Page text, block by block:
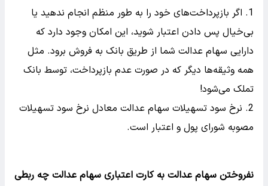
اگر بازپرداخت‌های خود را به طور منظم انجام ندهید یا
بی‌خیال پس دادن اعتبار شوید، این امکان وجود دارد که
دارایی سهام عدالت شما از طریق بانک به فروش برود. مثل
همه وثیقه‌ها دیگر که در صورت عدم بازپرداخت، توسط بانک
تملک می‌شود!
نرخ سود تسهیلات سهام عدالت معادل نرخ سود تسهیلات
مصوبه شورای پول و اعتبار است.
نفروختن سهام عدالت به کارت اعتباری سهام عدالت چه ربطی